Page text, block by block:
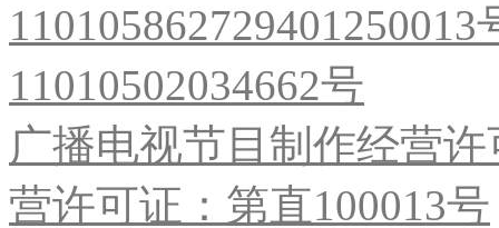
11010502034662号
广播电视节目制作经营
营许可证：第直100013号